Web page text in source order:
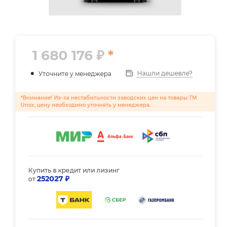
1 680 176 ₽
Уточните у менеджера Нашли дешевле?
Внимание! Из-за нестабильности заводских цен на товары ТМ
Unox, цену необходимо уточнять у менеджера.
Купить в кредит или лизинг
от 252027 ₽